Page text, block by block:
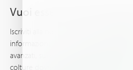
Vuoi essere sempre
Iscriviti alla nostra newsletter per
informazioni, sui piani di concimazione
avanzati, sulle news e gli eventi che tu
colture dovreste conoscere.